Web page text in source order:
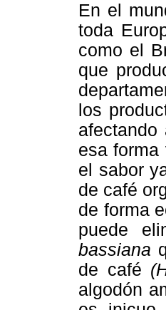
En el
toda
como el
que
los
esa forma
el sabor
de café
de forma
puede
bassiana
de café
algodón